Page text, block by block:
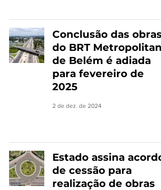
Conclusão das obras
do BRT
de Belém é adiada
para fevereiro de
2025
2 de dez. de 2024
Estado assina acordo
de cessão para
realização de obras